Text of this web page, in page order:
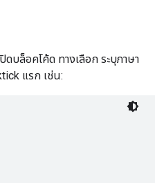
บล็อคโค้ด ทางเลือก ระบุภาษา
แรก เช่น: